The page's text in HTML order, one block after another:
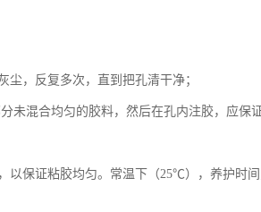
，反复多次，直到把孔清干净；
未混合均匀的胶料，然后在孔内注胶，应保
保证粘胶均匀。常温下（25℃），养护时间